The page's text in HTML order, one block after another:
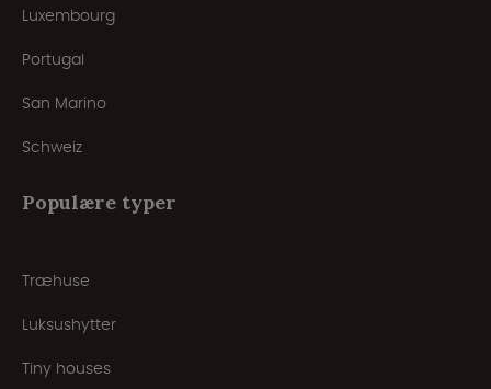
Luxembourg
Portugal
San Marino
Schweiz
Populære typer
Træhuse
Luksushytter
Tiny houses